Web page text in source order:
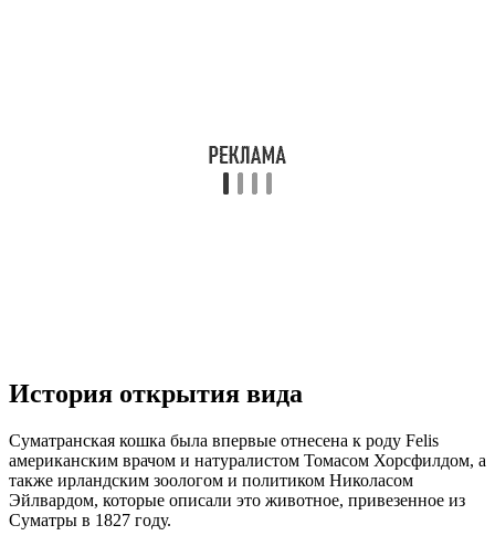
История открытия вида
Суматранская кошка была впервые отнесена к роду Felis
американским врачом и натуралистом Томасом Хорсфилдом, а
также ирландским зоологом и политиком Николасом
Эйлвардом, которые описали это животное, привезенное из
Суматры в 1827 году.